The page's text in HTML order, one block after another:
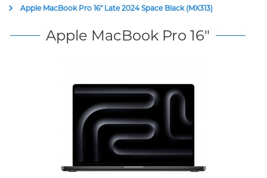
Чехлы
Акустика
Платный сервис Apple
Apple MacBook Pro 16" Late 2024 Space Black (MX313)
Apple MacBook Pro 16"